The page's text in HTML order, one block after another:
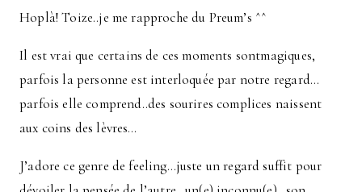
Hoplà! Toize..je me rapproche du Preum’s ^^
Il est vrai que certains de ces moments sontmagiques,
parfois la personne est interloquée par notre regard…
parfois elle comprend..des sourires complices naissent
aux coins des lèvres…
J’adore ce genre de feeling…juste un regard suffit pour